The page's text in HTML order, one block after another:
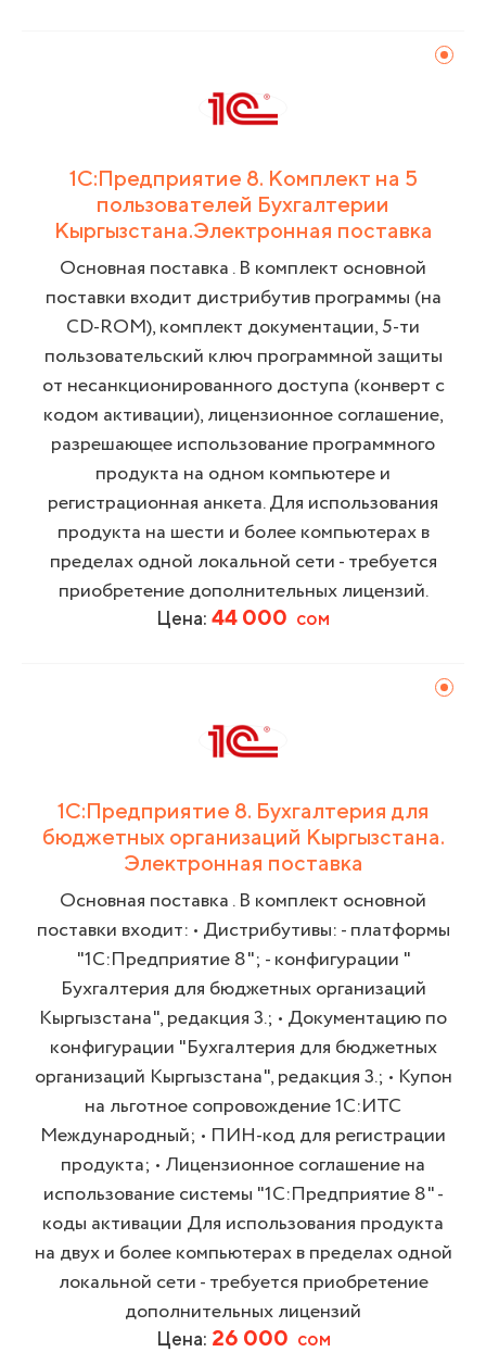
1С:Предприятие 8. Комплект на 5
пользователей Бухгалтерии
Кыргызстана.Электронная поставка
Основная поставка . В комплект основной
поставки входит дистрибутив программы (на
CD-ROM), комплект документации, 5-ти
пользовательский ключ программной защиты
от несанкционированного доступа (конверт с
кодом активации), лицензионное соглашение,
разрешающее использование программного
продукта на одном компьютере и
регистрационная анкета. Для использования
продукта на шести и более компьютерах в
пределах одной локальной сети - требуется
приобретение дополнительных лицензий.
Цена: 44 000 сом
1С:Предприятие 8. Бухгалтерия для
бюджетных организаций Кыргызстана.
Электронная поставка
Основная поставка . В комплект основной
поставки входит: • Дистрибутивы: - платформы
"1С:Предприятие 8"; - конфигурации "
Бухгалтерия для бюджетных организаций
Кыргызстана", редакция 3.; • Документацию по
конфигурации "Бухгалтерия для бюджетных
организаций Кыргызстана", редакция 3.; • Купон
на льготное сопровождение 1С:ИТС
Международный; • ПИН-код для регистрации
продукта; • Лицензионное соглашение на
использование системы "1С:Предприятие 8" -
коды активации Для использования продукта
на двух и более компьютерах в пределах одной
локальной сети - требуется приобретение
дополнительных лицензий
Цена: 26 000 сом